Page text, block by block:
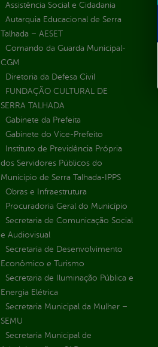
Assistência Social e Cidadania
Autarquia Educacional de Serra
Talhada – AESET
Comando da Guarda Municipal-
CGM
Diretoria da Defesa Civil
FUNDAÇÃO CULTURAL DE
SERRA TALHADA
Gabinete da Prefeita
Gabinete do Vice-Prefeito
Instituto de Previdência Própria
dos Servidores Públicos do
Município de Serra Talhada-IPPS
Obras e Infraestrutura
Procuradoria Geral do Município
Secretaria de Comunicação Social
e Audiovisual
Secretaria de Desenvolvimento
Econômico e Turismo
Secretaria de Iluminação Pública e
Energia Elétrica
Secretaria Municipal da Mulher –
SEMU
Secretaria Municipal de